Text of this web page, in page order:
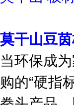
莫干山 板材
莫干山豆
当环保成
购的“硬指